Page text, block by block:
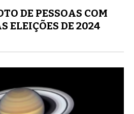
DE PESSOAS COM
ELEIÇÕES DE 2024